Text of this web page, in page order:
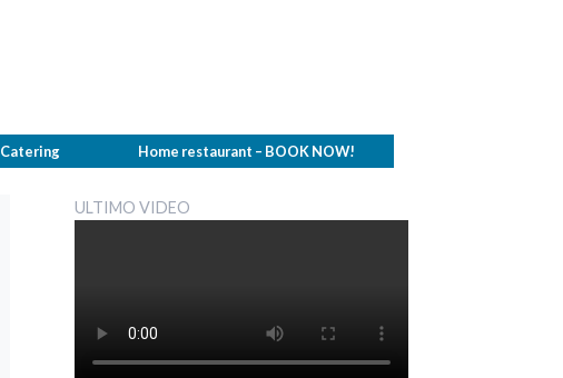
Catering Home restaurant – BOOK NOW!
ULTIMO VIDEO